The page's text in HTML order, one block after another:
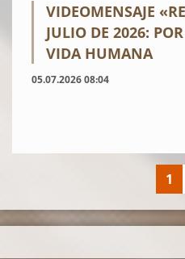
VIDEOMENSAJE
JULIO DE 2026:
VIDA HUMANA
05.07.2026 08:04
1